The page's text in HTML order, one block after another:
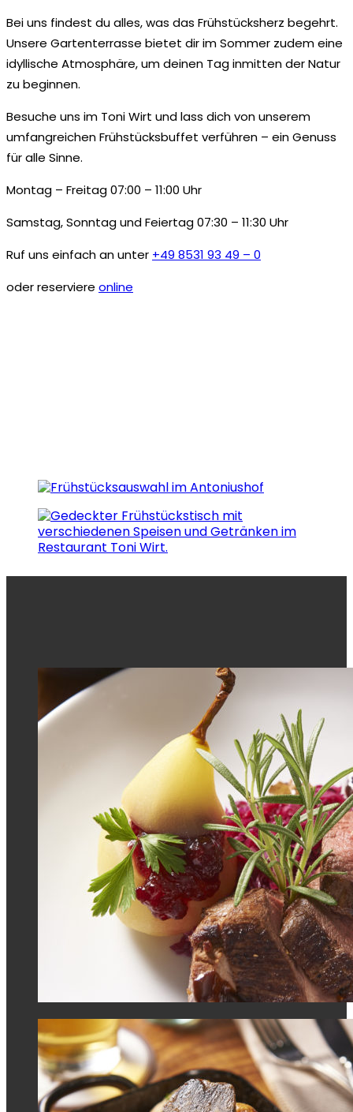
Bei uns findest du alles, was das Frühstücksherz begehrt.
Unsere Gartenterrasse bietet dir im Sommer zudem eine
idyllische Atmosphäre, um deinen Tag inmitten der Natur
zu beginnen.
Besuche uns im Toni Wirt und lass dich von unserem
umfangreichen Frühstücksbuffet verführen – ein Genuss
für alle Sinne.
Montag – Freitag 07:00 – 11:00 Uhr
Samstag, Sonntag und Feiertag 07:30 – 11:30 Uhr
Ruf uns einfach an unter +49 8531 93 49 – 0
oder reserviere online